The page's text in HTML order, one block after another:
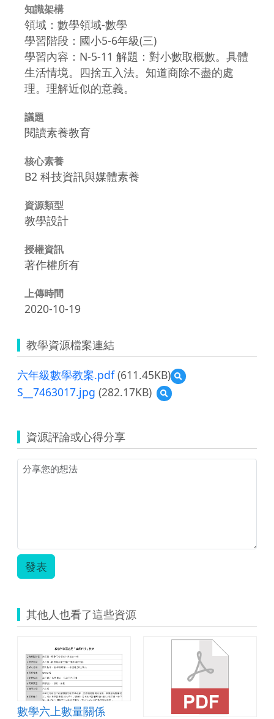
知識架構
領域：數學領域-數學
學習階段：國小5-6年級(三)
學習內容：N-5-11 解題：對小數取概數。具體
生活情境。四捨五入法。知道商除不盡的處
理。理解近似的意義。
議題
閱讀素養教育
核心素養
B2 科技資訊與媒體素養
資源類型
教學設計
授權資訊
著作權所有
上傳時間
2020-10-19
教學資源檔案連結
六年級數學教案.pdf(611.45KB)
預
覽
教
S__7463017.jpg (282.17KB)
預
覽
資源評論或心得分享
發表
其他人也看了這些資源
數學六上數量關係